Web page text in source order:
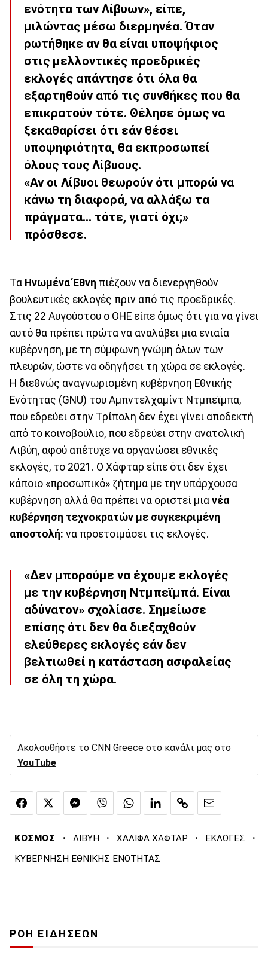
ενότητα των Λίβυων», είπε,
μιλώντας μέσω διερμηνέα. Όταν
ρωτήθηκε αν θα είναι υποψήφιος
στις μελλοντικές προεδρικές
εκλογές απάντησε ότι όλα θα
εξαρτηθούν από τις συνθήκες που θα
επικρατούν τότε. Θέλησε όμως να
ξεκαθαρίσει ότι εάν θέσει
υποψηφιότητα, θα εκπροσωπεί
όλους τους Λίβυους.
«Αν οι Λίβυοι θεωρούν ότι μπορώ να
κάνω τη διαφορά, να αλλάξω τα
πράγματα… τότε, γιατί όχι;»
πρόσθεσε.
Τα Ηνωμένα Έθνη πιέζουν να διενεργηθούν
βουλευτικές εκλογές πριν από τις προεδρικές.
Στις 22 Αυγούστου ο ΟΗΕ είπε όμως ότι για να γίνει
αυτό θα πρέπει πρώτα να αναλάβει μια ενιαία
κυβέρνηση, με τη σύμφωνη γνώμη όλων των
πλευρών, ώστε να οδηγήσει τη χώρα σε εκλογές.
Η διεθνώς αναγνωρισμένη κυβέρνηση Εθνικής
Ενότητας (GNU) του Αμπντελχαμίντ Ντμπεϊμπα,
που εδρεύει στην Τρίπολη δεν έχει γίνει αποδεκτή
από το κοινοβούλιο, που εδρεύει στην ανατολική
Λιβύη, αφού απέτυχε να οργανώσει εθνικές
εκλογές, το 2021. Ο Χάφταρ είπε ότι δεν έχει
κάποιο «προσωπικό» ζήτημα με την υπάρχουσα
κυβέρνηση αλλά θα πρέπει να οριστεί μια νέα
κυβέρνηση τεχνοκρατών με συγκεκριμένη
αποστολή: να προετοιμάσει τις εκλογές.
«Δεν μπορούμε να έχουμε εκλογές
με την κυβέρνηση Ντμπεϊμπά. Είναι
αδύνατον» σχολίασε. Σημείωσε
επίσης ότι δεν θα διεξαχθούν
ελεύθερες εκλογές εάν δεν
βελτιωθεί η κατάσταση ασφαλείας
σε όλη τη χώρα.
Ακολουθήστε το CNN Greece στο κανάλι μας στο
YouTube
ΚΟΣΜΟΣ · ΛΙΒΥΗ · ΧΑΛΙΦΑ ΧΑΦΤΑΡ · ΕΚΛΟΓΕΣ ·
ΚΥΒΕΡΝΗΣΗ ΕΘΝΙΚΗΣ ΕΝΟΤΗΤΑΣ
ΡΟΗ ΕΙΔΗΣΕΩΝ